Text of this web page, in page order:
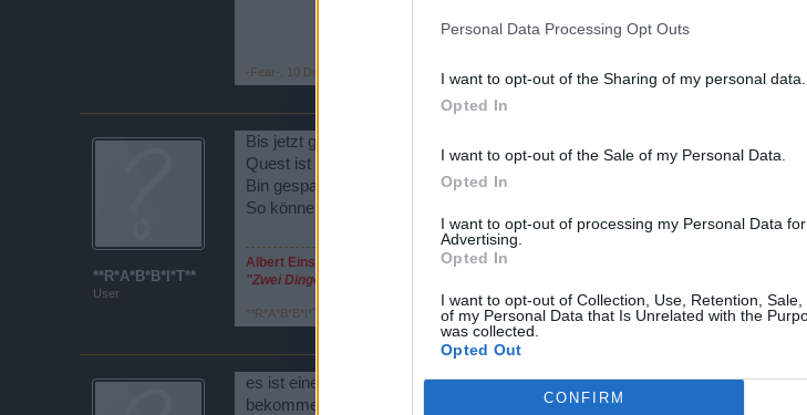
Personal Data Processing Opt Outs
I want to opt-out of the Sharing of my personal data.
Opted In
I want to opt-out of the Sale of my Personal Data.
Opted In
I want to opt-out of processing my Personal Data
Advertising.
Opted In
I want to opt-out of Collection, Use, Retention,
of my Personal Data that Is Unrelated with the
was collected.
Opted Out
CONFIRM
-Fear- 10 Dezember 2014
**R*A*B*B*I*T**
User
Bis jetzt gibt es nix zu meckern.Läuft ohne ruckeln,hänger oder sonstiges.
Quest ist fuer jeden noch zu schaffen..
Bin gespannt ob es so bleibt.
So können auch die kleinen Spieler die Quest schaffen.
Albert Einstein
"Zwei Dinge sind unendlich, das Universum und die menschliche Dummheit, aber bei
**R*A*B*B*I*T**
es ist eine frechheit was bp hier wieder macht soviel zu dem thema das
bekommen das ist wieder eine reine vera..... was hier abläuft kein wunder